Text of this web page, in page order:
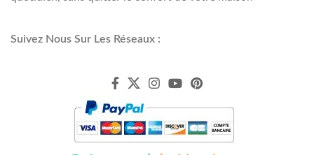
Suivez Nous Sur Les Réseaux :